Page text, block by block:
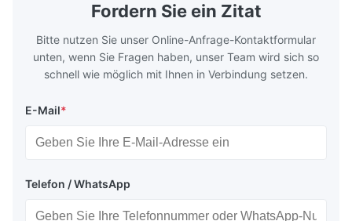
Fordern Sie ein Zitat
Bitte nutzen Sie unser Online-Anfrage-Kontaktformular
unten, wenn Sie Fragen haben, unser Team wird sich so
schnell wie möglich mit Ihnen in Verbindung setzen.
E-Mail*
Telefon / WhatsApp